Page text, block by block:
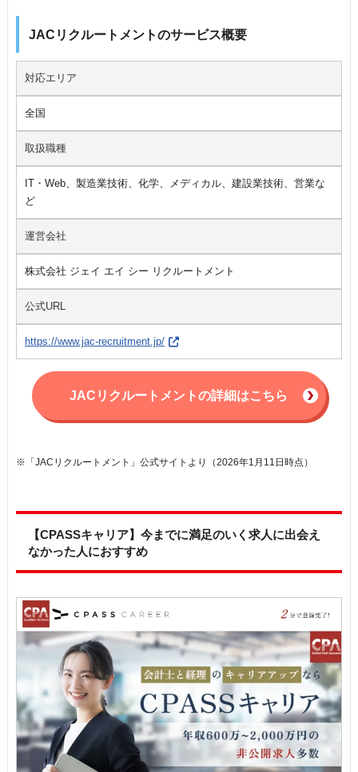
JACリクルートメントのサービス概要
対応エリア
全国
取扱職種
IT・Web、製造業技術、化学、メディカル、建設業技術、営業な
ど
運営会社
株式会社 ジェイ エイ シー リクルートメント
公式URL
https://www.jac-recruitment.jp/
JACリクルートメントの詳細はこちら
※「JACリクルートメント」公式サイトより（2026年1月11日時点）
【CPASSキャリア】今までに満足のいく求人に出会え
なかった人におすすめ